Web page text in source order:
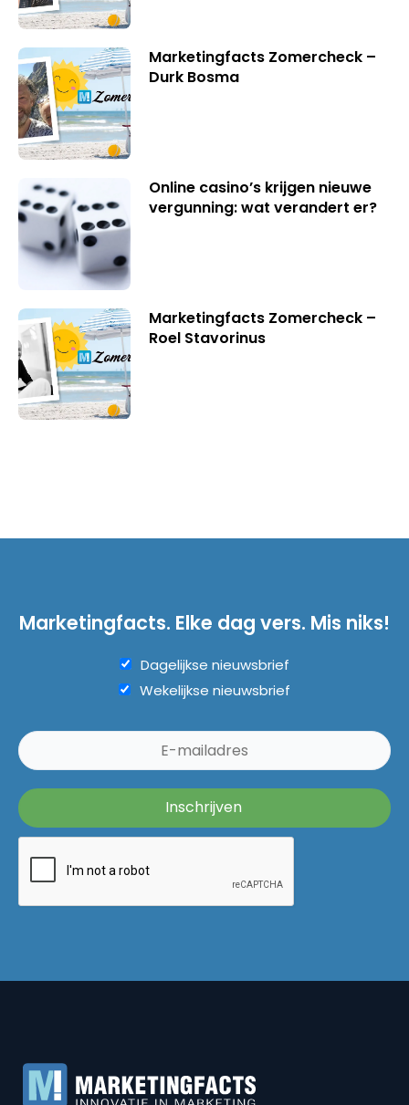
Marketingfacts Zomercheck –
Durk Bosma
Online casino’s krijgen nieuwe
vergunning: wat verandert er?
Marketingfacts Zomercheck –
Roel Stavorinus
Marketingfacts. Elke dag vers. Mis niks!
Dagelijkse nieuwsbrief
Wekelijkse nieuwsbrief